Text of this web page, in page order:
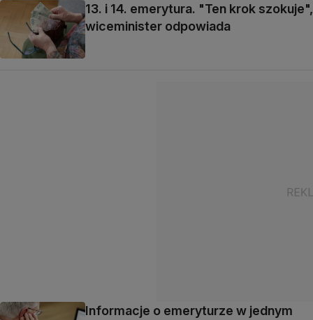
13. i 14. emerytura. "Ten krok szokuje",
wiceminister odpowiada
Informacje o emeryturze w jednym